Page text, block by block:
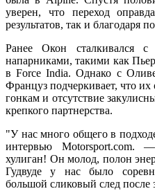
уверен, что переход
результатов, так и благодаря
Ранее Окон сталкивался
напарниками, такими как
в Force India. Однако с
Француз подчеркивает, что их
гонкам и отсутствие
крепкого партнерства.
"У нас много общего в
интервью
хулиган! Он молод, полон
Гудвуде у нас было
большой сликовый след после